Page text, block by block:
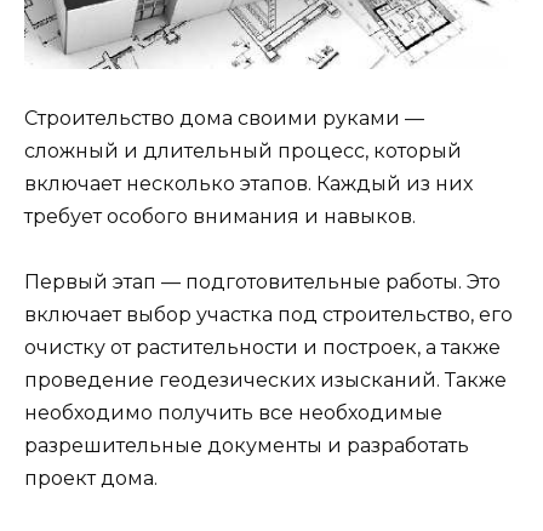
Строительство дома своими руками —
сложный и длительный процесс, который
включает несколько этапов. Каждый из них
требует особого внимания и навыков.
Первый этап — подготовительные работы. Это
включает выбор участка под строительство, его
очистку от растительности и построек, а также
проведение геодезических изысканий. Также
необходимо получить все необходимые
разрешительные документы и разработать
проект дома.